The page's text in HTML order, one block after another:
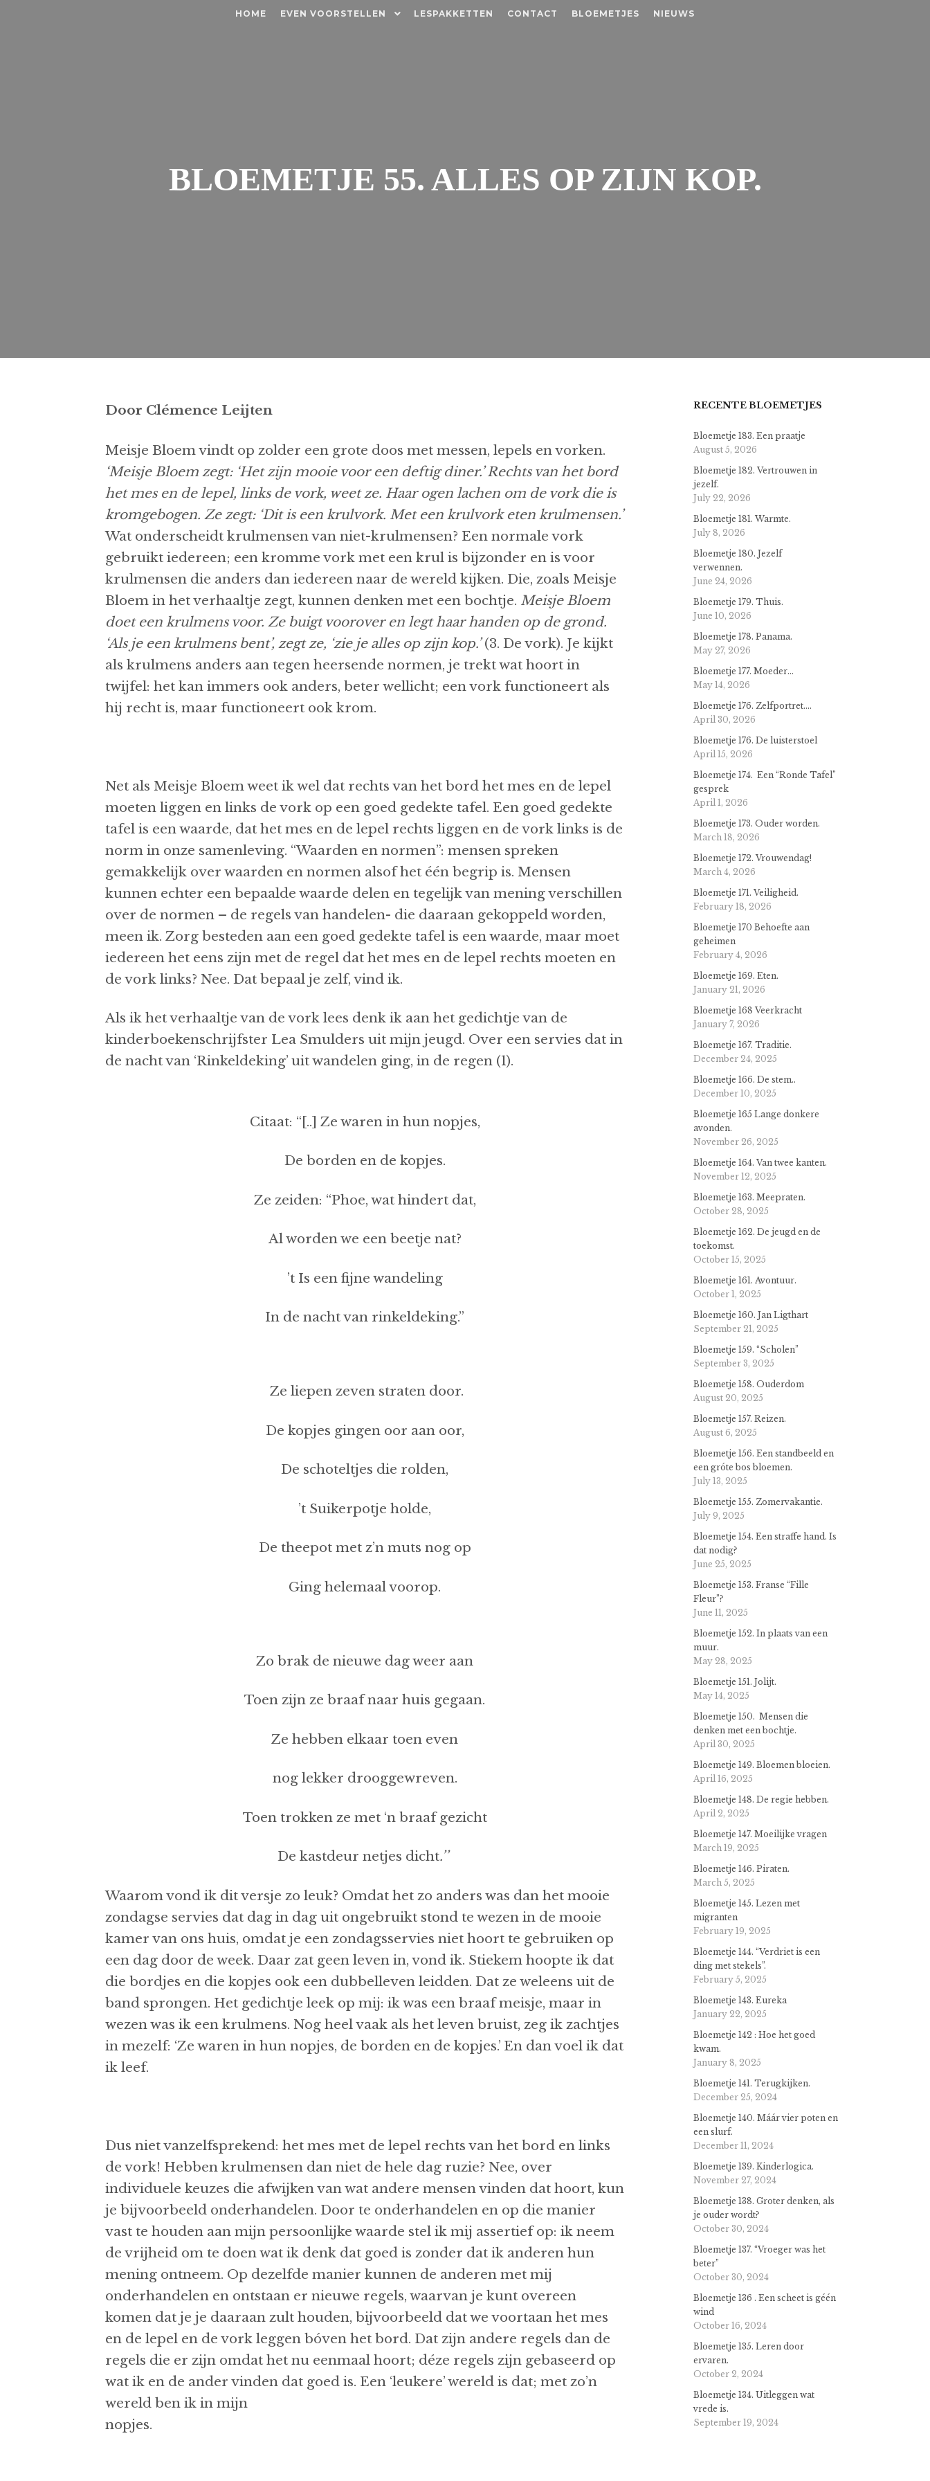
HOME EVEN VOORSTELLEN LESPAKKETTEN CONTACT BLOEMETJES NIEUWS
BLOEMETJE 55. ALLES OP ZIJN KOP.
Door Clémence Leijten
Meisje Bloem vindt op zolder een grote doos met messen, lepels en vorken.
‘Meisje Bloem zegt: ‘Het zijn mooie voor een deftig diner.’ Rechts van het bord
het mes en de lepel, links de vork, weet ze. Haar ogen lachen om de vork die is
kromgebogen. Ze zegt: ‘Dit is een krulvork. Met een krulvork eten krulmensen.’
Wat onderscheidt krulmensen van niet-krulmensen? Een normale vork
gebruikt iedereen; een kromme vork met een krul is bijzonder en is voor
krulmensen die anders dan iedereen naar de wereld kijken. Die, zoals Meisje
Bloem in het verhaaltje zegt, kunnen denken met een bochtje. Meisje Bloem
doet een krulmens voor. Ze buigt voorover en legt haar handen op de grond.
‘Als je een krulmens bent’, zegt ze, ‘zie je alles op zijn kop.’(3. De vork). Je kijkt
als krulmens anders aan tegen heersende normen, je trekt wat hoort in
twijfel: het kan immers ook anders, beter wellicht; een vork functioneert als
hij recht is, maar functioneert ook krom.
Net als Meisje Bloem weet ik wel dat rechts van het bord het mes en de lepel
moeten liggen en links de vork op een goed gedekte tafel. Een goed gedekte
tafel is een waarde, dat het mes en de lepel rechts liggen en de vork links is de
norm in onze samenleving. “Waarden en normen”: mensen spreken
gemakkelijk over waarden en normen alsof het één begrip is. Mensen
kunnen echter een bepaalde waarde delen en tegelijk van mening verschillen
over de normen – de regels van handelen- die daaraan gekoppeld worden,
meen ik. Zorg besteden aan een goed gedekte tafel is een waarde, maar moet
iedereen het eens zijn met de regel dat het mes en de lepel rechts moeten en
de vork links? Nee. Dat bepaal je zelf, vind ik.
Als ik het verhaaltje van de vork lees denk ik aan het gedichtje van de
kinderboekenschrijfster Lea Smulders uit mijn jeugd. Over een servies dat in
de nacht van ‘Rinkeldeking’ uit wandelen ging, in de regen (1).
Citaat: “[..] Ze waren in hun nopjes,
De borden en de kopjes.
Ze zeiden: “Phoe, wat hindert dat,
Al worden we een beetje nat?
’t Is een fijne wandeling
In de nacht van rinkeldeking.”
Ze liepen zeven straten door.
De kopjes gingen oor aan oor,
De schoteltjes die rolden,
’t Suikerpotje holde,
De theepot met z’n muts nog op
Ging helemaal voorop.
Zo brak de nieuwe dag weer aan
Toen zijn ze braaf naar huis gegaan.
Ze hebben elkaar toen even
nog lekker drooggewreven.
Toen trokken ze met ‘n braaf gezicht
De kastdeur netjes dicht.’’
Waarom vond ik dit versje zo leuk? Omdat het zo anders was dan het mooie
zondagse servies dat dag in dag uit ongebruikt stond te wezen in de mooie
kamer van ons huis, omdat je een zondagsservies niet hoort te gebruiken op
een dag door de week. Daar zat geen leven in, vond ik. Stiekem hoopte ik dat
die bordjes en die kopjes ook een dubbelleven leidden. Dat ze weleens uit de
band sprongen. Het gedichtje leek op mij: ik was een braaf meisje, maar in
wezen was ik een krulmens. Nog heel vaak als het leven bruist, zeg ik zachtjes
in mezelf: ‘Ze waren in hun nopjes, de borden en de kopjes.’ En dan voel ik dat
ik leef.
Dus niet vanzelfsprekend: het mes met de lepel rechts van het bord en links
de vork! Hebben krulmensen dan niet de hele dag ruzie? Nee, over
individuele keuzes die afwijken van wat andere mensen vinden dat hoort, kun
je bijvoorbeeld onderhandelen. Door te onderhandelen en op die manier
vast te houden aan mijn persoonlijke waarde stel ik mij assertief op: ik neem
de vrijheid om te doen wat ik denk dat goed is zonder dat ik anderen hun
mening ontneem. Op dezelfde manier kunnen de anderen met mij
onderhandelen en ontstaan er nieuwe regels, waarvan je kunt overeen
komen dat je je daaraan zult houden, bijvoorbeeld dat we voortaan het mes
en de lepel en de vork leggen bóven het bord. Dat zijn andere regels dan de
regels die er zijn omdat het nu eenmaal hoort; déze regels zijn gebaseerd op
wat ik en de ander vinden dat goed is. Een ‘leukere’ wereld is dat; met zo’n
wereld ben ik in mijn
nopjes.
RECENTE BLOEMETJES
Bloemetje 183. Een praatje
August 5, 2026
Bloemetje 182. Vertrouwen in
jezelf.
July 22, 2026
Bloemetje 181. Warmte.
July 8, 2026
Bloemetje 180. Jezelf
verwennen.
June 24, 2026
Bloemetje 179. Thuis.
June 10, 2026
Bloemetje 178. Panama.
May 27, 2026
Bloemetje 177. Moeder…
May 14, 2026
Bloemetje 176. Zelfportret….
April 30, 2026
Bloemetje 176. De luisterstoel
April 15, 2026
Bloemetje 174. Een “Ronde Tafel”
gesprek
April 1, 2026
Bloemetje 173. Ouder worden.
March 18, 2026
Bloemetje 172. Vrouwendag!
March 4, 2026
Bloemetje 171. Veiligheid.
February 18, 2026
Bloemetje 170 Behoefte aan
geheimen
February 4, 2026
Bloemetje 169. Eten.
January 21, 2026
Bloemetje 168 Veerkracht
January 7, 2026
Bloemetje 167. Traditie.
December 24, 2025
Bloemetje 166. De stem..
December 10, 2025
Bloemetje 165 Lange donkere
avonden.
November 26, 2025
Bloemetje 164. Van twee kanten.
November 12, 2025
Bloemetje 163. Meepraten.
October 28, 2025
Bloemetje 162. De jeugd en de
toekomst.
October 15, 2025
Bloemetje 161. Avontuur.
October 1, 2025
Bloemetje 160. Jan Ligthart
September 21, 2025
Bloemetje 159. “Scholen”
September 3, 2025
Bloemetje 158. Ouderdom
August 20, 2025
Bloemetje 157. Reizen.
August 6, 2025
Bloemetje 156. Een standbeeld en
een gróte bos bloemen.
July 13, 2025
Bloemetje 155. Zomervakantie.
July 9, 2025
Bloemetje 154. Een straffe hand. Is
dat nodig?
June 25, 2025
Bloemetje 153. Franse “Fille
Fleur”?
June 11, 2025
Bloemetje 152. In plaats van een
muur.
May 28, 2025
Bloemetje 151. Jolijt.
May 14, 2025
Bloemetje 150. Mensen die
denken met een bochtje.
April 30, 2025
Bloemetje 149. Bloemen bloeien.
April 16, 2025
Bloemetje 148. De regie hebben.
April 2, 2025
Bloemetje 147. Moeilijke vragen
March 19, 2025
Bloemetje 146. Piraten.
March 5, 2025
Bloemetje 145. Lezen met
migranten
February 19, 2025
Bloemetje 144. “Verdriet is een
ding met stekels”.
February 5, 2025
Bloemetje 143. Eureka
January 22, 2025
Bloemetje 142 : Hoe het goed
kwam.
January 8, 2025
Bloemetje 141. Terugkijken.
December 25, 2024
Bloemetje 140. Máár vier poten en
een slurf.
December 11, 2024
Bloemetje 139. Kinderlogica.
November 27, 2024
Bloemetje 138. Groter denken, als
je ouder wordt?
October 30, 2024
Bloemetje 137. “Vroeger was het
beter”
October 30, 2024
Bloemetje 136 . Een scheet is géén
wind
October 16, 2024
Bloemetje 135. Leren door
ervaren.
October 2, 2024
Bloemetje 134. Uitleggen wat
vrede is.
September 19, 2024